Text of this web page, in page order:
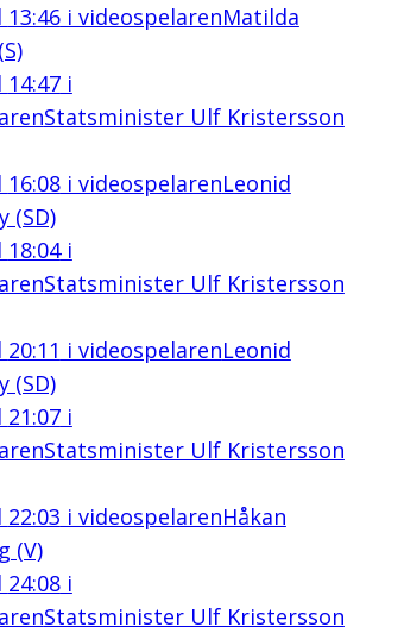
13:46i videospelarenMatilda
14:47i
Statsminister Ulf Kristersson
16:08i videospelarenLeonid
(SD)
18:04i
Statsminister Ulf Kristersson
20:11 i videospelarenLeonid
(SD)
21:07i
Statsminister Ulf Kristersson
22:03 i videospelarenHåkan
(V)
24:08i
Statsminister Ulf Kristersson